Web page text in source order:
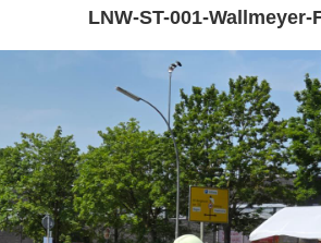
LNW-ST-001-Wallmeyer-